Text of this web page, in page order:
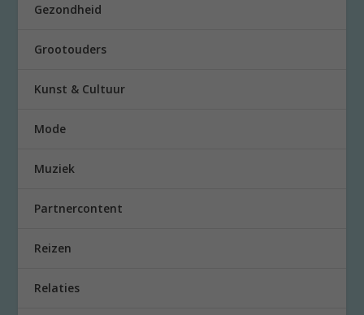
Gezondheid
Grootouders
Kunst & Cultuur
Mode
Muziek
Partnercontent
Reizen
Relaties